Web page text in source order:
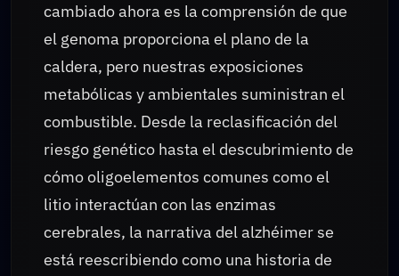
cambiado ahora es la comprensión de que
el genoma proporciona el plano de la
caldera, pero nuestras exposiciones
metabólicas y ambientales suministran el
combustible. Desde la reclasificación del
riesgo genético hasta el descubrimiento de
cómo oligoelementos comunes como el
litio interactúan con las enzimas
cerebrales, la narrativa del alzhéimer se
está reescribiendo como una historia de